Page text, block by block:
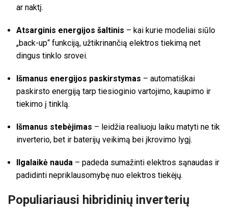
ar naktį.
Atsarginis energijos šaltinis – kai kurie modeliai siūlo
„back-up“ funkciją, užtikrinančią elektros tiekimą net
dingus tinklo srovei.
Išmanus energijos paskirstymas – automatiškai
paskirsto energiją tarp tiesioginio vartojimo, kaupimo ir
tiekimo į tinklą.
Išmanus stebėjimas – leidžia realiuoju laiku matyti ne tik
inverterio, bet ir baterijų veikimą bei įkrovimo lygį.
Ilgalaikė nauda – padeda sumažinti elektros sąnaudas ir
padidinti nepriklausomybę nuo elektros tiekėjų.
Populiariausi hibridinių inverterių